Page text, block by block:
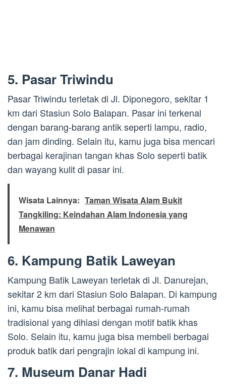
5. Pasar Triwindu
Pasar Triwindu terletak di Jl. Diponegoro, sekitar 1
km dari Stasiun Solo Balapan. Pasar ini terkenal
dengan barang-barang antik seperti lampu, radio,
dan jam dinding. Selain itu, kamu juga bisa mencari
berbagai kerajinan tangan khas Solo seperti batik
dan wayang kulit di pasar ini.
Wisata Lainnya: Taman Wisata Alam Bukit
Tangkiling: Keindahan Alam Indonesia yang
Menawan
6. Kampung Batik Laweyan
Kampung Batik Laweyan terletak di Jl. Danurejan,
sekitar 2 km dari Stasiun Solo Balapan. Di kampung
ini, kamu bisa melihat berbagai rumah-rumah
tradisional yang dihiasi dengan motif batik khas
Solo. Selain itu, kamu juga bisa membeli berbagai
produk batik dari pengrajin lokal di kampung ini.
7. Museum Danar Hadi